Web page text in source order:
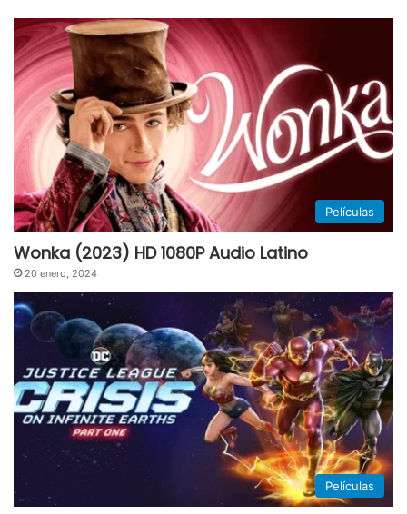
Películas
Wonka (2023) HD 1080P Audio Latino
20 enero, 2024
Películas